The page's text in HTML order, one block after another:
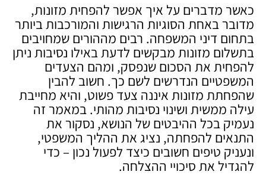
כאשר מדברים על איך אפשר להפחית מזונות,
מדובר באחת הסוגיות הרגישות והמורכבות ביותר
בתחום דיני המשפחה. רבים מההורים שמחויבים
בתשלום מזונות מבקשים לדעת באילו נסיבות ניתן
להפחית את הסכום שנפסק, ומהם הצעדים
המשפטיים הנדרשים לשם כך. חשוב להבין
שהפחתת מזונות איננה צעד פשוט, והיא מחייבת
עילה ממשית ושינוי נסיבות מהותי. במאמר זה
נעמיק בכל ההיבטים של הנושא, נסקור את
התנאים להפחתה, נציג את ההליך המשפטי,
ונעניק טיפים חשובים כיצד לפעול נכון – כדי
להגדיל את סיכויי ההצלחה.